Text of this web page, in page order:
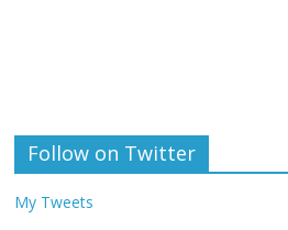
Follow on Twitter
My Tweets